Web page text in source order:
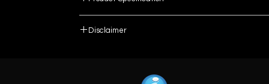
Thermo Fisher
Disclaimer
herein associated with the products listed on